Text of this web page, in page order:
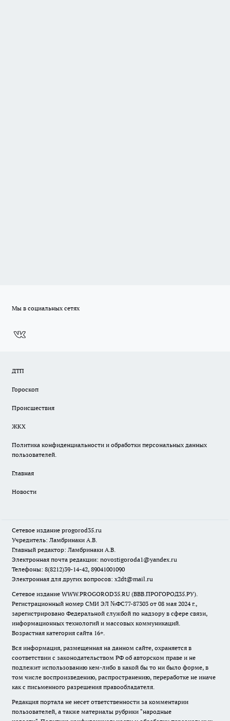
Мы в социальных сетях
ДТП
Гороскоп
Происшествия
ЖКХ
Политика конфиденциальности и обработки персональных данных
пользователей.
Главная
Новости
Сетевое издание progorod35.ru
Учредитель: Ламбринаки А.В.
Главный редактор: Ламбринаки А.В.
Электронная почта редакции: novostigoroda1@yandex.ru
Телефоны: 8(8212)39-14-42, 89041001090
Электронная для других вопросов: x2dt@mail.ru
Сетевое издание WWW.PROGOROD35.RU (ВВВ.ПРОГОРОД35.РУ).
Регистрационный номер СМИ ЭЛ №ФС77-87303 от 08 мая 2024 г.,
зарегистрировано Федеральной службой по надзору в сфере связи,
информационных технологий и массовых коммуникаций.
Возрастная категория сайта 16+.
Вся информация, размещенная на данном сайте, охраняется в
соответствии с законодательством РФ об авторском праве и не
подлежит использованию кем-либо в какой бы то ни было форме, в
том числе воспроизведению, распространению, переработке не иначе
как с письменного разрешения правообладателя.
Редакция портала не несет ответственности за комментарии
пользователей, а также материалы рубрики "народные